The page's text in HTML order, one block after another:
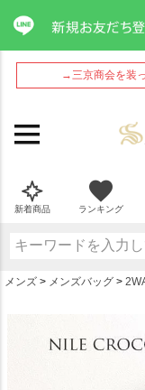
→三京商会を装
新着商品 ランキング
メンズ メンズバッグ